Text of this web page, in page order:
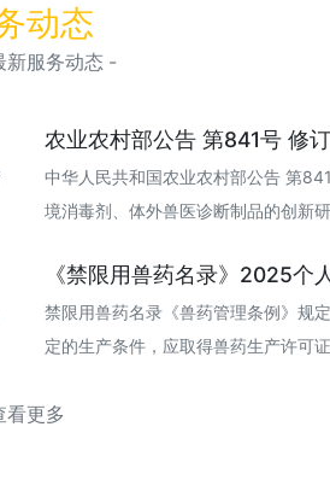
动态
新服务动态 -
农业农村部公告 第841号 修订
中华人民共和国农业农村部公告 第
境消毒剂、体外兽医诊断制品的创新
《禁限用兽药名录》2025个
禁限用兽药名录《兽药管理条例》规
定的生产条件，应取得兽药生产许可
看更多